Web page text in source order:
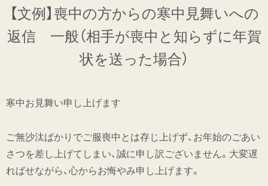
【文例】喪中の方からの寒中見舞いへの
返信 一般（相手が喪中と知らずに年賀
状を送った場合）
寒中お見舞い申し上げます
ご無沙汰ばかりでご服喪中とは存じ上げず、お年始のごあい
さつを差し上げてしまい、誠に申し訳ございません。大変遅
ればせながら、心からお悔やみ申し上げます。
仕事の手紙の書き方
くらしの文例
ミドリオフィシャルサイト